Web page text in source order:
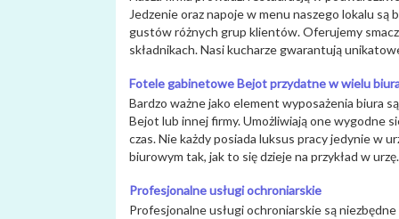
Jedzenie oraz napoje w menu naszego lokalu
gustów różnych grup klientów. Oferujemy
składnikach. Nasi kucharze gwarantują
Fotele gabinetowe Bejot przydatne w wielu
Bardzo ważne jako element wyposażenia biura
Bejot lub innej firmy. Umożliwiają one wygodne
czas. Nie każdy posiada luksus pracy jedynie w
biurowym tak, jak to się dzieje na przykład w
Profesjonalne usługi ochroniarskie
Profesjonalne usługi ochroniarskie są